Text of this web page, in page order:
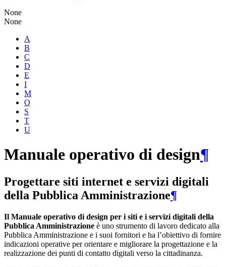
None
None
A
B
C
D
E
I
M
O
S
T
U
Manuale operativo di design¶
Progettare siti internet e servizi digitali
della Pubblica Amministrazione¶
Il Manuale operativo di design per i siti e i servizi digitali della
Pubblica Amministrazione è uno strumento di lavoro dedicato alla
Pubblica Amministrazione e i suoi fornitori e ha l’obiettivo di fornire
indicazioni operative per orientare e migliorare la progettazione e la
realizzazione dei punti di contatto digitali verso la cittadinanza.